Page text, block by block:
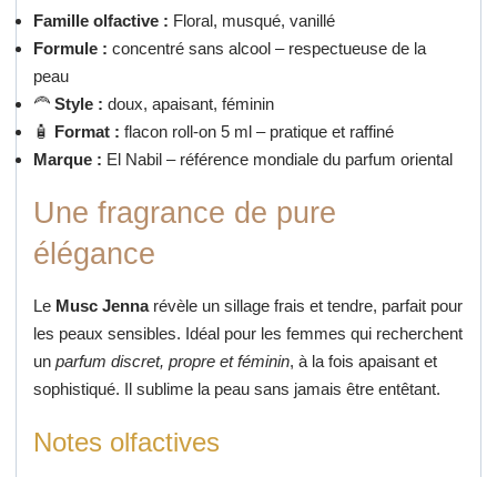
Famille olfactive : Floral, musqué, vanillé
Formule : concentré sans alcool – respectueuse de la
peau
‍🦰 Style : doux, apaisant, féminin
🧴 Format : flacon roll-on 5 ml – pratique et raffiné
Marque : El Nabil – référence mondiale du parfum oriental
Une fragrance de pure
élégance
Le Musc Jennarévèle un sillage frais et tendre, parfait pour
les peaux sensibles. Idéal pour les femmes qui recherchent
un parfum discret, propre et féminin, à la fois apaisant et
sophistiqué. Il sublime la peau sans jamais être entêtant.
Notes olfactives